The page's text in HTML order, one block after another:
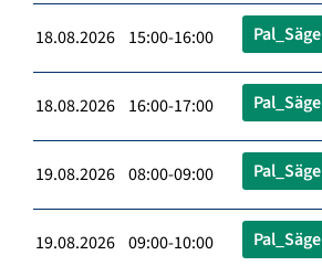
18.08.2026 15:00-16:00 Pal_Säge
18.08.2026 16:00-17:00 Pal_Säge
19.08.2026 08:00-09:00 Pal_Säge
19.08.2026 09:00-10:00 Pal_Säge